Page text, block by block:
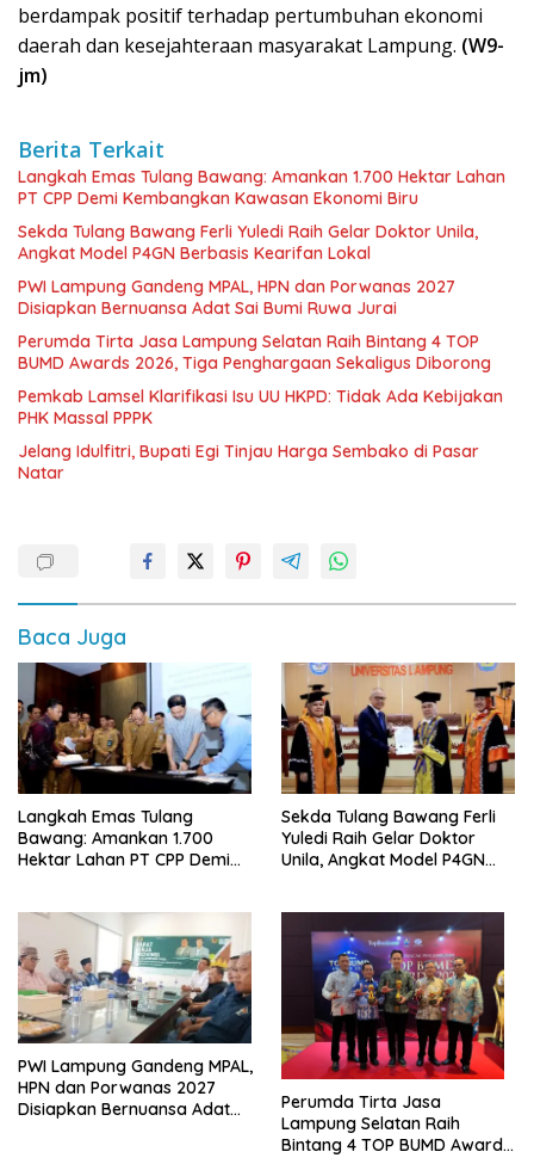
berdampak positif terhadap pertumbuhan ekonomi
daerah dan kesejahteraan masyarakat Lampung. (W9-
jm)
Berita Terkait
Langkah Emas Tulang Bawang: Amankan 1.700 Hektar Lahan
PT CPP Demi Kembangkan Kawasan Ekonomi Biru
Sekda Tulang Bawang Ferli Yuledi Raih Gelar Doktor Unila,
Angkat Model P4GN Berbasis Kearifan Lokal
PWI Lampung Gandeng MPAL, HPN dan Porwanas 2027
Disiapkan Bernuansa Adat Sai Bumi Ruwa Jurai
Perumda Tirta Jasa Lampung Selatan Raih Bintang 4 TOP
BUMD Awards 2026, Tiga Penghargaan Sekaligus Diborong
Pemkab Lamsel Klarifikasi Isu UU HKPD: Tidak Ada Kebijakan
PHK Massal PPPK
Jelang Idulfitri, Bupati Egi Tinjau Harga Sembako di Pasar
Natar
Baca Juga
Langkah Emas Tulang
Bawang: Amankan 1.700
Hektar Lahan PT CPP Demi
Sekda Tulang Bawang Ferli
Yuledi Raih Gelar Doktor
Unila, Angkat Model P4GN
PWI Lampung Gandeng MPAL,
HPN dan Porwanas 2027
Disiapkan Bernuansa Adat
Perumda Tirta Jasa
Lampung Selatan Raih
Bintang 4 TOP BUMD Awards